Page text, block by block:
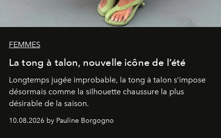
FEMMES
La tong à talon, nouvelle icône de l’été
Longtemps jugée improbable, la tong à talon s’impose
désormais comme la silhouette chaussure la plus
désirable de la saison.
10.08.2026 by Pauline Borgogno